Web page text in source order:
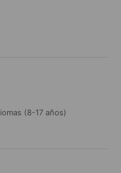
(8-17 años)